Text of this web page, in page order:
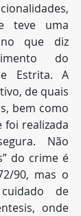
teve uma
no que diz
do
Estrita. A
de quais
bem como
foi realizada
Não
do crime é
90, mas o
de
onde